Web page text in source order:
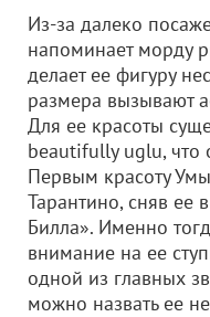
Из-за далеко
напоминает морду
делает ее фигуру
размера вызывают
Для ее красоты
beautifully uglu, что
Первым красоту
Тарантино, сняв ее
Билла». Именно
внимание на ее
одной из главных
можно назвать ее